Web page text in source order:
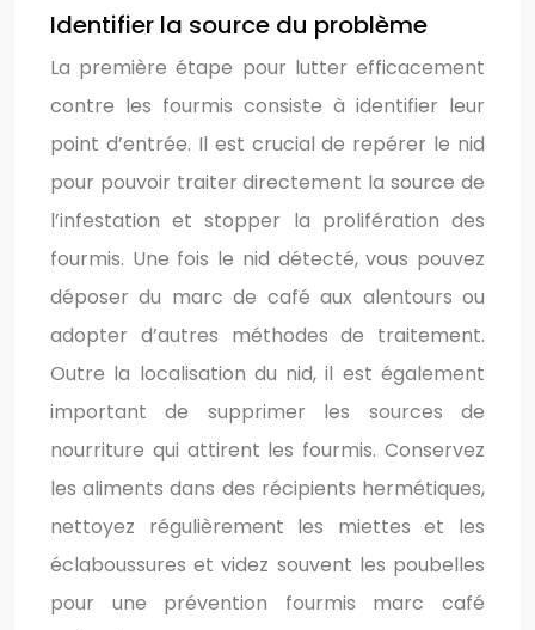
Identifier la source du problème
La première étape pour lutter efficacement
contre les fourmis consiste à identifier leur
point d’entrée. Il est crucial de repérer le nid
pour pouvoir traiter directement la source de
l’infestation et stopper la prolifération des
fourmis. Une fois le nid détecté, vous pouvez
déposer du marc de café aux alentours ou
adopter d’autres méthodes de traitement.
Outre la localisation du nid, il est également
important de supprimer les sources de
nourriture qui attirent les fourmis. Conservez
les aliments dans des récipients hermétiques,
nettoyez régulièrement les miettes et les
éclaboussures et videz souvent les poubelles
pour une prévention fourmis marc café